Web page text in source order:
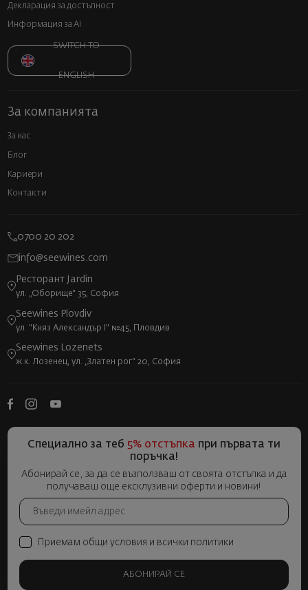
Декларация за достъпност
Информация за AI
SWITCH TO
ENGLISH
За компанията
За нас
Блог
Кариери
Контакти
0700 20 202
info@seewines.com
Ресторант Jardin
ул. „Оборище“ 35, София
Seewines Plovdiv
ул. "Княз Александър I" №45, Пловдив
Seewines Lozenets
ж.к. Лозенец, ул. „Златен рог“ 20, София
Специално за теб 5% отстъпка при първата ти
поръчка!
Абонирай се, за да се възползваш от своята отстъпка и да
получаваш още ексклузивни оферти и новини!
Приемам общи условия и всички политики
АБОНИРАЙ СЕ